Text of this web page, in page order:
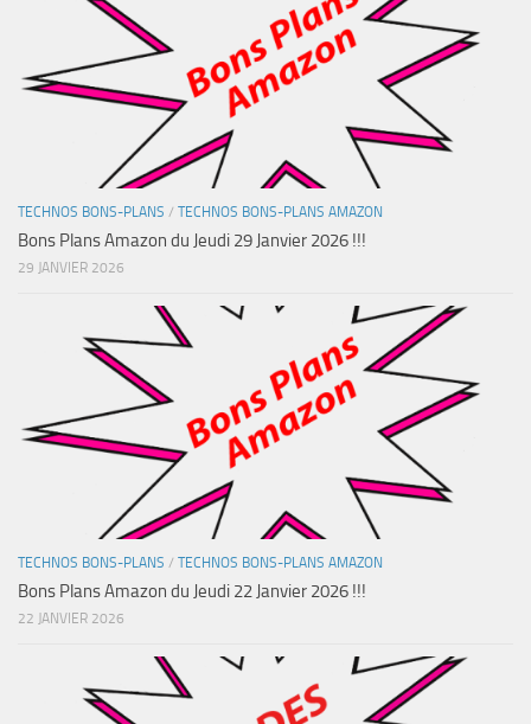
TECHNOS BONS-PLANS / TECHNOS BONS-PLANS AMAZON
Bons Plans Amazon du Jeudi 29 Janvier 2026 !!!
29 JANVIER 2026
TECHNOS BONS-PLANS / TECHNOS BONS-PLANS AMAZON
Bons Plans Amazon du Jeudi 22 Janvier 2026 !!!
22 JANVIER 2026